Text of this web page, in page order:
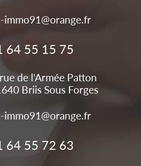
immo91@orange.fr
64 55 15 75
de l'Armée Patton
Briis Sous Forges
immo91@orange.fr
64 55 72 63